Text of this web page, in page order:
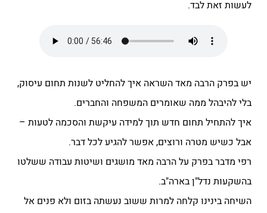
לעשות זאת לבד.
יש בפרק הרבה מאד השראה איך להחליט לשנות תחום עיסוק,
בלי להיבהל ממה שאומרים המשפחה והחברים.
איך להתחיל תחום חדש תוך למידה עיקשת והסכמה לטעות –
אבל כשיש מטרה ורוצים, אפשר להגיע לכל דבר.
רפי מדבר בפרק על הרבה מאד מושגים ושיטות עבודה ששלטו
בהשקעות נדל"ן בארה"ב.
השיחה בינינו קלחה למרות ששוב נעשתה בזום ולא פנים אל